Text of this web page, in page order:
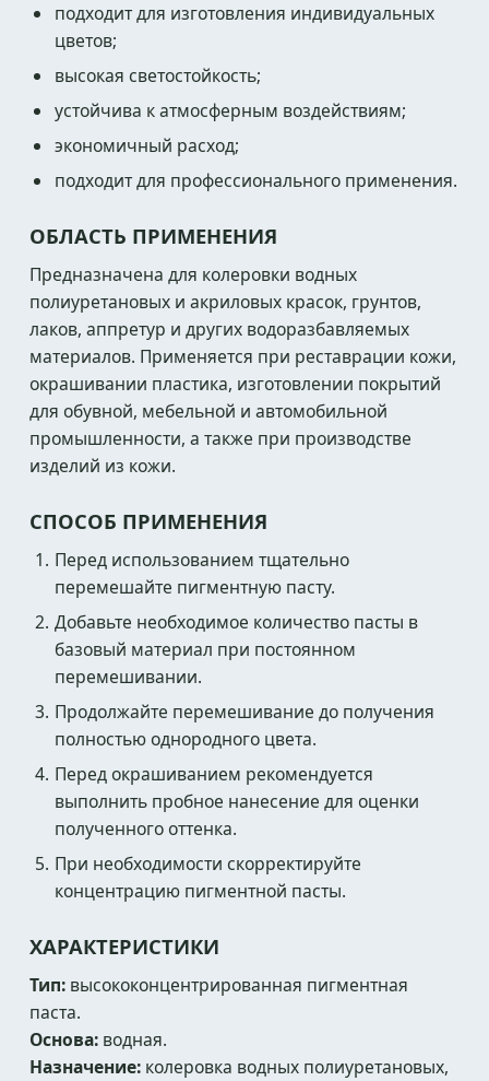
подходит для изготовления индивидуальных
цветов;
высокая светостойкость;
устойчива к атмосферным воздействиям;
экономичный расход;
подходит для профессионального применения.
ОБЛАСТЬ ПРИМЕНЕНИЯ
Предназначена для колеровки водных
полиуретановых и акриловых красок, грунтов,
лаков, аппретур и других водоразбавляемых
материалов. Применяется при реставрации кожи,
окрашивании пластика, изготовлении покрытий
для обувной, мебельной и автомобильной
промышленности, а также при производстве
изделий из кожи.
СПОСОБ ПРИМЕНЕНИЯ
Перед использованием тщательно
перемешайте пигментную пасту.
Добавьте необходимое количество пасты в
базовый материал при постоянном
перемешивании.
Продолжайте перемешивание до получения
полностью однородного цвета.
Перед окрашиванием рекомендуется
выполнить пробное нанесение для оценки
полученного оттенка.
При необходимости скорректируйте
концентрацию пигментной пасты.
ХАРАКТЕРИСТИКИ
Тип: высококонцентрированная пигментная
паста.
Основа: водная.
Назначение: колеровка водных полиуретановых,